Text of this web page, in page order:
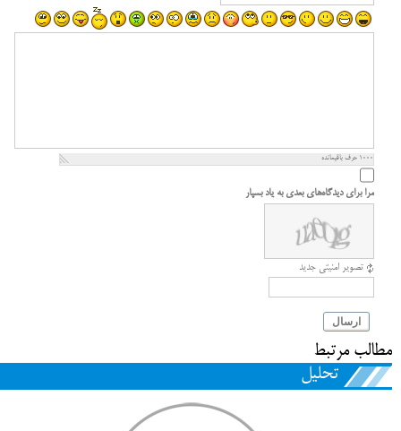
1000 حرف باقیمانده
مرا برای دیدگاه‌های بعدی به یاد بسپار
تصویر امنیتی جدید
ارسال
مطالب مرتبط
تحلیل